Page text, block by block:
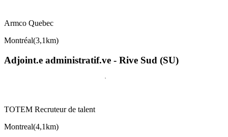
Armco Quebec
Montréal(3,1km)
Adjoint.e administratif.ve - Rive Sud (SU)
TOTEM Recruteur de talent
Montreal(4,1km)